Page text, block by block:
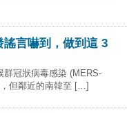
言嚇到，做到這 3
群冠狀病毒感染 (MERS-
但鄰近的南韓至 […]